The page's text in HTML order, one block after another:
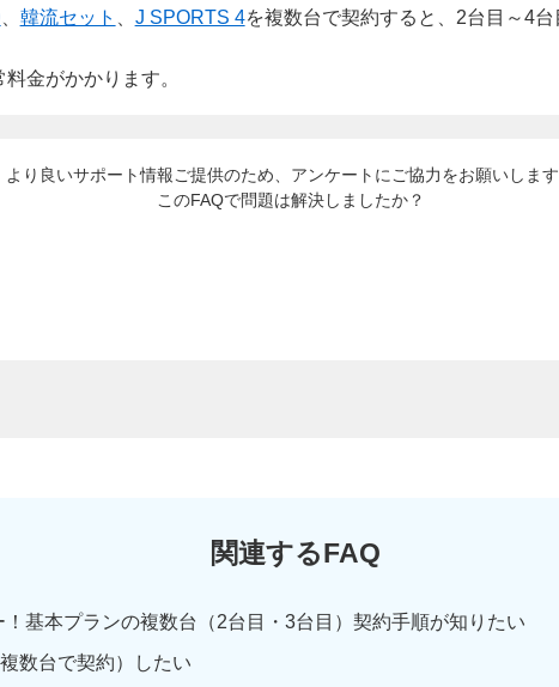
韓流セット J SPORTS 4を複数台で契約すると、2台目～4
金がかかります。
より良いサポート情報ご提供のため、アンケートにご協力をお願いしま
このFAQで問題は解決しましたか？
関連するFAQ
基本プランの複数台（2台目・3台目）契約手順が知りたい
数台で契約）したい